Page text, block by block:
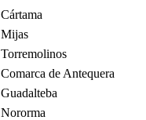
Cártama
Mijas
Torremolinos
Comarca de Antequera
Guadalteba
Nororma